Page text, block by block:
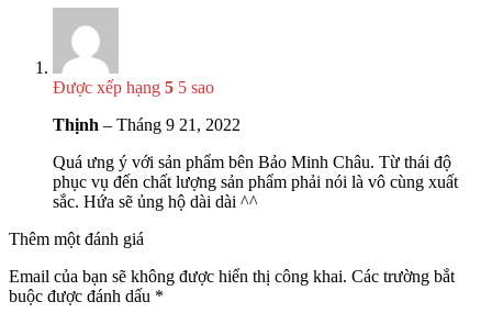
Được xếp hạng 5 5 sao
Thịnh – Tháng 9 21, 2022
Quá ưng ý với sản phẩm bên Bảo Minh Châu. Từ thái độ
phục vụ đến chất lượng sản phẩm phải nói là vô cùng xuất
sắc. Hứa sẽ ủng hộ dài dài ^^
Thêm một đánh giá
Email của bạn sẽ không được hiển thị công khai. Các trường bắt
buộc được đánh dấu *